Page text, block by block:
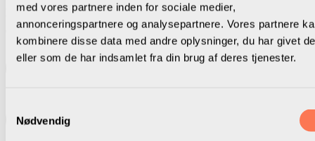
med vores partnere inden for sociale medier,
annonceringspartnere og analysepartnere. Vores partnere
kombinere disse data med andre oplysninger, du har givet
eller som de har indsamlet fra din brug af deres tjenester.
Nødvendig
Bliv opdateret om skoleledelse i vores nyhedsbrev. Ved tilmelding
accepterer du voresprivatlivspolitik